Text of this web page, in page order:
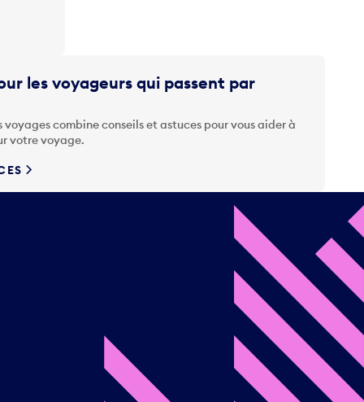
les voyageurs qui passent par
combine conseils et astuces pour vous aider à
votre voyage.